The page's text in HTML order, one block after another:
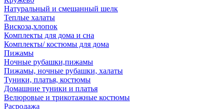
Натуральный и смешанный шелк
Теплые халаты
Вискоза,хлопок
Комплекты для дома и сна
Комплекты/ костюмы для дома
Пижамы
Ночные рубашки,пижамы
Пижамы, ночные рубашки, халаты
Туники, платья, костюмы
Домашние туники и платья
Велюровые и трикотажные костюмы
Расродажа